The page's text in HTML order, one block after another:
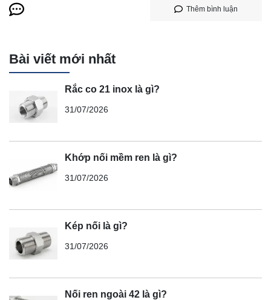
Thêm bình luận
Bài viết mới nhất
Rắc co 21 inox là gì?
31/07/2026
Khớp nối mềm ren là gì?
31/07/2026
Kép nối là gì?
31/07/2026
Nối ren ngoài 42 là gì?